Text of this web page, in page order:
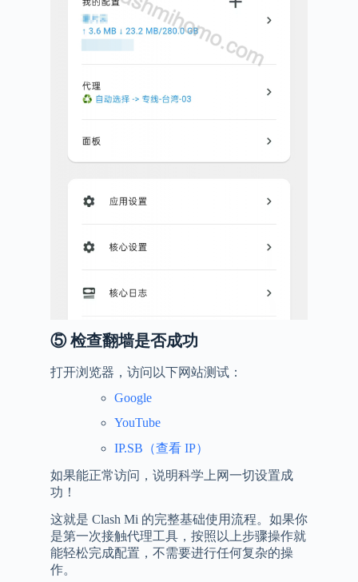
⑤检查翻墙是否成功
打开浏览器，访问以下网站测试：
Google
YouTube
IP.SB（查看 IP）
如果能正常访问，说明科学上网一切设置成
功！
这就是 Clash Mi 的完整基础使用流程。如果你
是第一次接触代理工具，按照以上步骤操作就
能轻松完成配置，不需要进行任何复杂的操
作。